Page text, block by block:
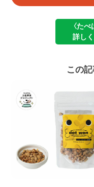
〈た
詳し
この